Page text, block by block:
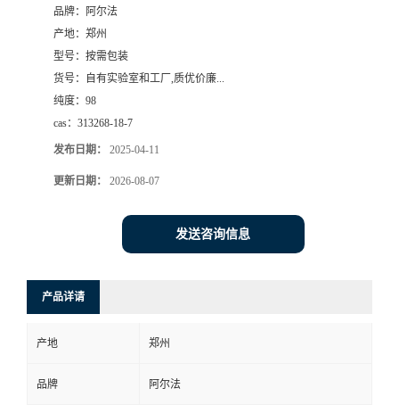
品牌：
阿尔法
产地： 郑州
型号： 按需包装
货号：
自有实验室和工厂,质优价廉...
纯度： 98
cas： 313268-18-7
发布日期： 2025-04-11
更新日期： 2026-08-07
发送咨询信息
产品详请
产地 郑州
品牌 阿尔法